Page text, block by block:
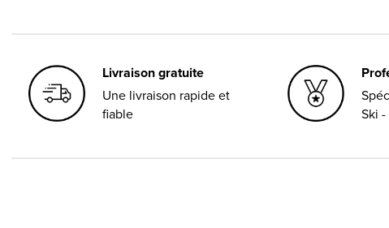
Livraison gratuite
Une livraison rapide et
fiable
Ski